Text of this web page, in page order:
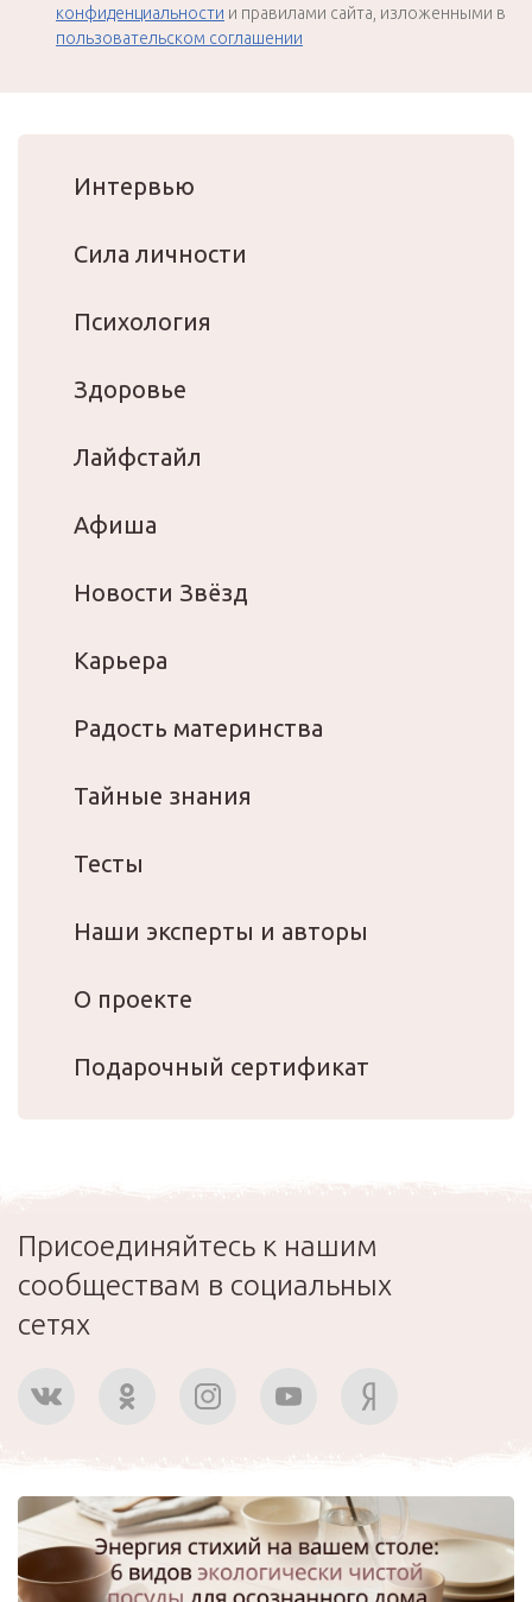
конфиденциальности и правилами сайта, изложенными в
пользовательском соглашении
Интервью
Сила личности
Психология
Здоровье
Лайфстайл
Афиша
Новости Звёзд
Карьера
Радость материнства
Тайные знания
Тесты
Наши эксперты и авторы
О проекте
Подарочный сертификат
Присоединяйтесь к нашим
сообществам в социальных
сетях